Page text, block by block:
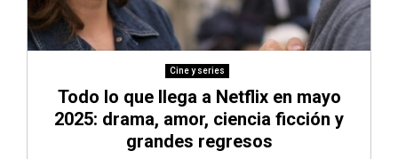
Cine y series
Todo lo que llega a Netflix en mayo
2025: drama, amor, ciencia ficción y
grandes regresos